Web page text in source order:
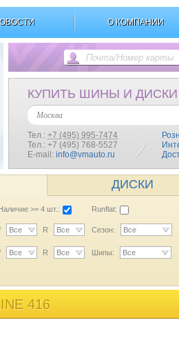
О КОМПАНИИ
КУПИТЬ ШИНЫ И ДИСКИ
Москва
Тел.: +7 (495) 995-7474
Тел.: +7 (495) 768-5527
E-mail: info@vmauto.ru
ДИСКИ
>= 4 шт.: Runflat:
Все R Все Сезон: Все
Все R Все Шипы: Все
416